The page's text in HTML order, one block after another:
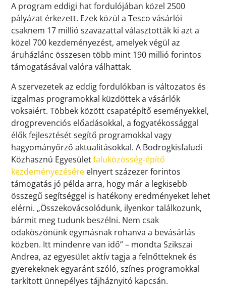
A program eddigi hat fordulójában közel 2500
pályázat érkezett. Ezek közül a Tesco vásárlói
csaknem 17 millió szavazattal választották ki azt a
közel 700 kezdeményezést, amelyek végül az
áruházlánc összesen több mint 190 millió forintos
támogatásával valóra válhattak.
A szervezetek az eddig fordulókban is változatos és
izgalmas programokkal küzdöttek a vásárlók
voksaiért. Többek között csapatépítő eseményekkel,
drogprevenciós előadásokkal, a fogyatékossággal
élők fejlesztését segítő programokkal vagy
hagyományőrző aktualitásokkal. A Bodrogkisfaludi
Közhasznú Egyesületfaluközösség-építő
kezdeményezésére elnyert százezer forintos
támogatás jó példa arra, hogy már a legkisebb
összegű segítséggel is hatékony eredményeket lehet
elérni. „Összekovácsolódunk, ilyenkor találkozunk,
bármit meg tudunk beszélni. Nem csak
odaköszönünk egymásnak rohanva a bevásárlás
közben. Itt mindenre van idő” – mondta Szikszai
Andrea, az egyesület aktív tagja a felnőtteknek és
gyerekeknek egyaránt szóló, színes programokkal
tarkított ünnepélyes tájháznyitó kapcsán.